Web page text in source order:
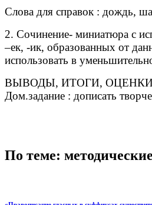
Слова для справок : дождь,
2. Сочинение- миниатюра с
–ек, -ик, образованных от
использовать в
ВЫВОДЫ, ИТОГИ,
Дом.задание : дописать
По теме: